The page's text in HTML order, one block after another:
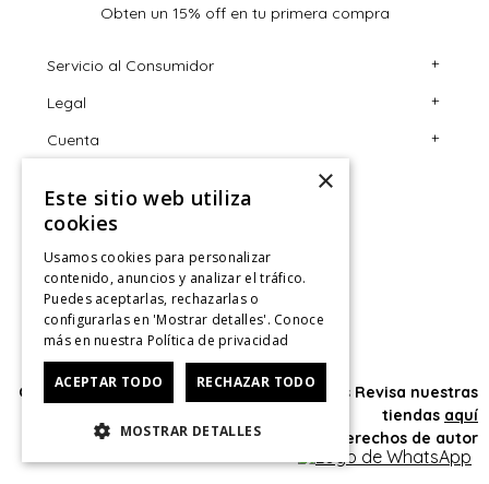
Obten un 15% off en tu primera compra
Servicio al Consumidor +
Centro de Ayuda
Contáctanos
Retiro en tienda
Tiendas
CyberMonday
CyberDay
Legal +
Términos y Condiciones
Cambios, Retracto y Garantía
Políticas de Privacidad
Política de Privacidad de Marketing
Cuenta +
Sigue tu compra
Historial de Compras
¿Dónde viene mi compra?
Ver Boleta / Ticket de cambio
Oficina: Av. Las Condes #11281 - Las Condes Revisa nuestras
tiendas aquí
© 2025 HushPuppies Kids derechos de autor
×
Este sitio web utiliza
cookies
Usamos cookies para personalizar
contenido, anuncios y analizar el tráfico.
Puedes aceptarlas, rechazarlas o
configurarlas en 'Mostrar detalles'. Conoce
más en nuestra Política de privacidad
ACEPTAR TODO RECHAZAR TODO
MOSTRAR DETALLES